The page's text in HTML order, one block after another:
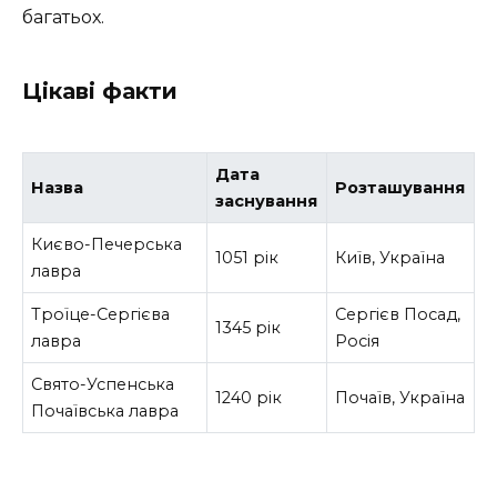
багатьох.
Цікаві факти
Назва
Дата
заснування
Розташування
Києво-Печерська
лавра
1051 рік Київ, Україна
Троїце-Сергієва
лавра
1345 рік
Сергієв Посад,
Росія
Свято-Успенська
Почаївська лавра
1240 рік Почаїв, Україна